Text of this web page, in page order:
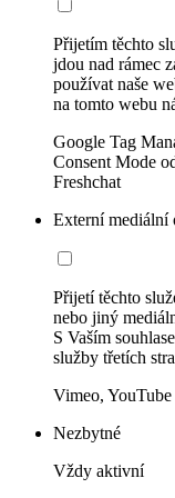
Přijetím těchto
jdou nad rámec
používat naše
na tomto webu
Google Tag
Consent Mode
Freshchat
Externí mediální
Přijetí těchto
nebo jiný
S Vaším
služby třetích
Vimeo, YouTube
Nezbytné
Vždy aktivní